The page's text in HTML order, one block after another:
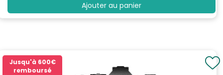
Ajouter au panier
Jusqu'à 600€
remboursé